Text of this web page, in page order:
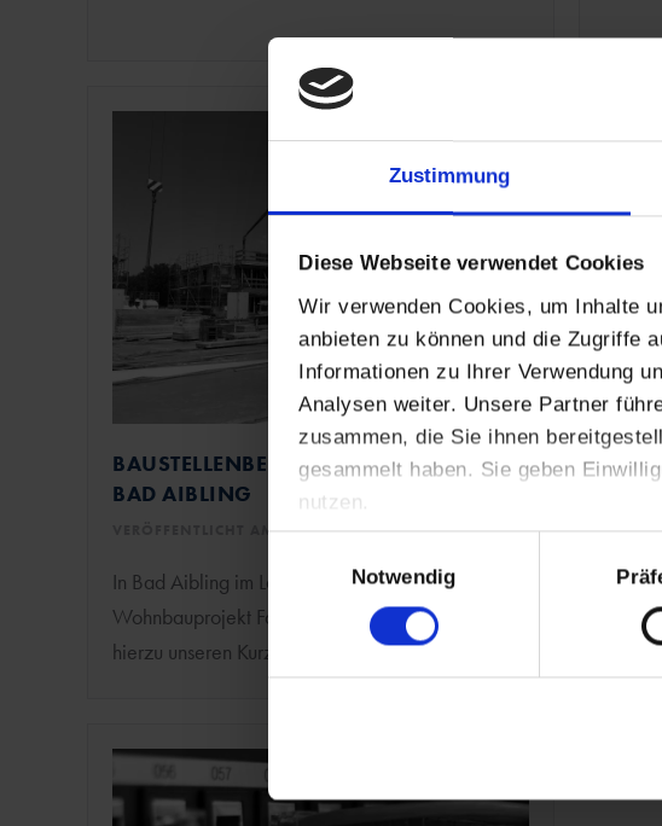
Zustimmung
Diese Webseite verwendet Cookies
Wir verwenden Cookies, um Inhalte
anbieten zu können und die Zugriffe
Informationen zu Ihrer Verwendung
Analysen weiter. Unsere Partner
zusammen, die Sie ihnen
gesammelt haben. Sie geben
nutzen.
Notwendig
BAUSTELLENBERICHT FLURSTRASSE, B
AD AIBLING
VERÖFFENTLICHT AM 05. JULI 2019
In Bad Aibling im Landkreis Rosenheim hat ein
Wohnbauprojekt Fahrt aufgenommen. Lesen Sie
hierzu unseren Kurzbericht in unserem Firmenblog.